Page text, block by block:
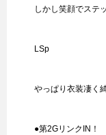
しかし笑顔でステ
LSp
やっぱり衣装凄く
●第2GリンクIN！